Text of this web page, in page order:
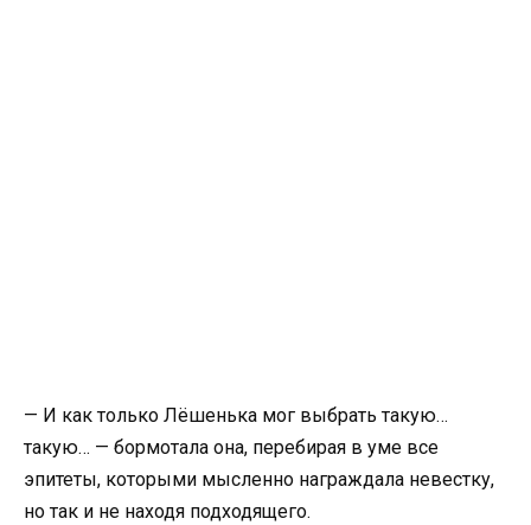
— И как только Лёшенька мог выбрать такую…
такую… — бормотала она, перебирая в уме все
эпитеты, которыми мысленно награждала невестку,
но так и не находя подходящего.